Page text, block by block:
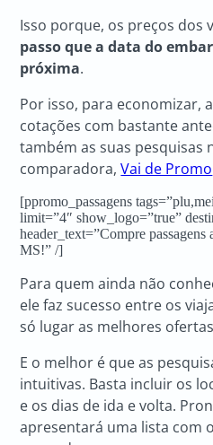
Isso porque, os preços dos
passo que a data do
próxima.
Por isso, para economizar,
cotações com bastante
também as suas pesquisas
comparadora,Vai de Promo
[ppromo_passagens
limit=”4″ show_logo=”true”
header_text=”Compre passagens
MS!” /]
Para quem ainda não
ele faz sucesso entre os
só lugar as melhores
E o melhor é que as
intuitivas. Basta incluir os
e os dias de ida e volta.
apresentará uma lista com